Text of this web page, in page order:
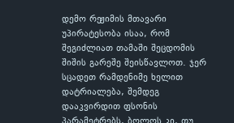
დემო რეჟიმის მთავარი
უპირატესობა ისაა, რომ
შეგიძლიათ თამაში შეცდომის
შიშის გარეშე შეისწავლოთ. ჯერ
სცადეთ რამდენიმე ხელით
დატრიალება, შემდეგ
დააკვირდით ფსონის